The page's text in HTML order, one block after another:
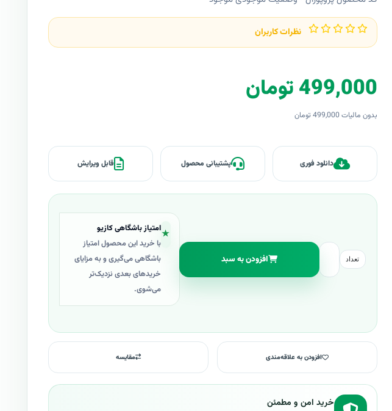
نظرات کاربران
499,000 تومان
بدون مالیات 499,000 تومان
دانلود فوری پشتیبانی محصول قابل ویرایش
تعداد افزودن به سبد
★امتیاز باشگاهی کازیو
با خرید این محصول امتیاز
باشگاهی می‌گیری و به مزایای
خریدهای بعدی نزدیک‌تر
می‌شوی.
افزودن به علاقه‌مندی مقایسه
خرید امن و مطمئن